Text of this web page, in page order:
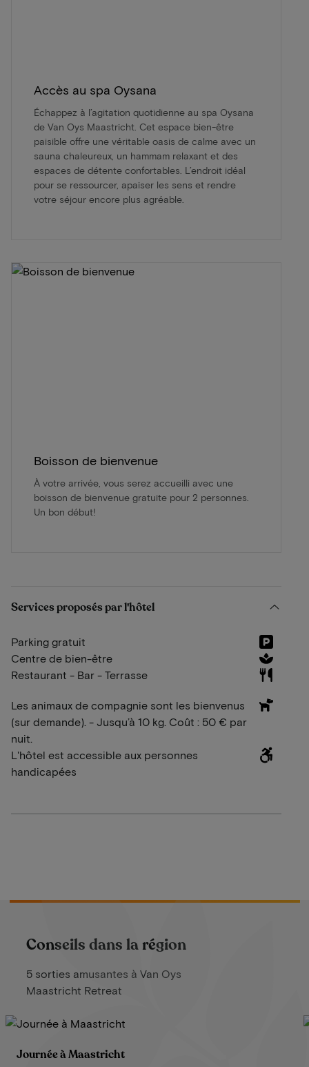
Accès au spa Oysana
Échappez à l’agitation quotidienne au spa Oysana
de Van Oys Maastricht. Cet espace bien-être
paisible offre une véritable oasis de calme avec un
sauna chaleureux, un hammam relaxant et des
espaces de détente confortables. L’endroit idéal
pour se ressourcer, apaiser les sens et rendre
votre séjour encore plus agréable.
Boisson de bienvenue
À votre arrivée, vous serez accueilli avec une
boisson de bienvenue gratuite pour 2 personnes.
Un bon début!
Services proposés par l'hôtel
Parking gratuit
Centre de bien-être
Restaurant - Bar - Terrasse
Les animaux de compagnie sont les bienvenus
(sur demande). - Jusqu’à 10 kg. Coût : 50 € par
nuit.
L'hôtel est accessible aux personnes
handicapées
Conseils dans la région
5 sorties amusantes à Van Oys
Maastricht Retreat
Journée à Maastricht